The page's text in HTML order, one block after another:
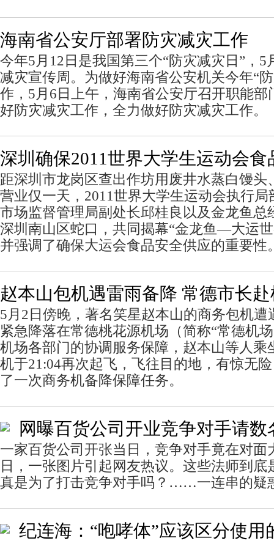
海南省公安厅部署防灾减灾工作
今年5月12日是我国第三个“防灾减灾日”，5
减灾宣传周。为做好海南省公安机关今年“
作，5月6日上午，海南省公安厅召开职能部
好防灾减灾工作，全力做好防灾减灾工作。
深圳确保2011世界大学生运动会食
距深圳市龙岗区查出作坊用废井水蒸白馒头
营业仅一天，2011世界大学生运动会执行
市场监督管理局副处长邱桂良以及金龙鱼总
深圳南山区蛇口，共同揭幕“金龙鱼—大运
并强调了确保大运会食品安全供应的重要性
赵本山包机遇雷雨备降 常德市长
5月2日傍晚，著名笑星赵本山的商务包机遭
紧急降落在常德桃花源机场（简称“常德机
机场各部门的协调服务保障，赵本山等人乘
机于21:04再次起飞，飞往目的地，有惊无
了一次商务机备降保障任务。
网曝百货公司开业竞争对手请
一家百货公司开张当日，竞争对手竟在对面
日，一张图片引起网友热议。这些法师到底
真是为了打击竞争对手吗？……一连串的疑
纪连海：“咆哮体”应该区分使用